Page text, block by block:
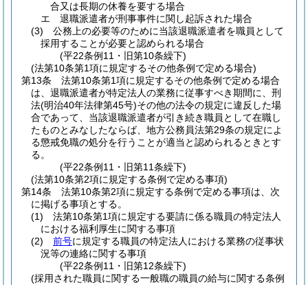
合又は長期の休養を要する場合
エ
退職派遣者が刑事事件に関し起訴された場合
(3)
公務上の必要等のために当該退職派遣者を職員として
採用することが必要と認められる場合
(平22条例11・旧第10条繰下)
(法第10条第1項に規定するその他条例で定める場合)
第13条
法第10条第1項に規定するその他条例で定める場合
は、退職派遣者が特定法人の業務に従事すべき期間に、刑
法(明治40年法律第45号)その他の法令の規定に違反した場
合であって、当該退職派遣者が引き続き職員として在職し
たものとみなしたならば、地方公務員法第29条の規定によ
る懲戒免職の処分を行うことが適当と認められるときとす
る。
(平22条例11・旧第11条繰下)
(法第10条第2項に規定する条例で定める事項)
第14条
法第10条第2項に規定する条例で定める事項は、次
に掲げる事項とする。
(1)
法第10条第1項に規定する要請に係る職員の特定法人
における福利厚生に関する事項
(2)
前号に規定する職員の特定法人における業務の従事状
況等の連絡に関する事項
(平22条例11・旧第12条繰下)
(採用された職員に関する一般職の職員の給与に関する条例